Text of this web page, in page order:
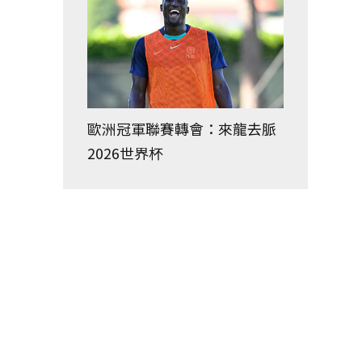
歐洲冠軍聯賽轉會：來龍去脈
2026世界杯